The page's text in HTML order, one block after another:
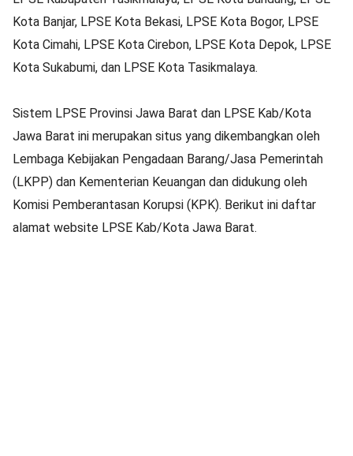
Kota Banjar, LPSE Kota Bekasi, LPSE Kota Bogor, LPSE
Kota Cimahi, LPSE Kota Cirebon, LPSE Kota Depok, LPSE
Kota Sukabumi, dan LPSE Kota Tasikmalaya.
Sistem LPSE Provinsi Jawa Barat dan LPSE Kab/Kota
Jawa Barat ini merupakan situs yang dikembangkan oleh
Lembaga Kebijakan Pengadaan Barang/Jasa Pemerintah
(LKPP) dan Kementerian Keuangan dan didukung oleh
Komisi Pemberantasan Korupsi (KPK). Berikut ini daftar
alamat website LPSE Kab/Kota Jawa Barat.